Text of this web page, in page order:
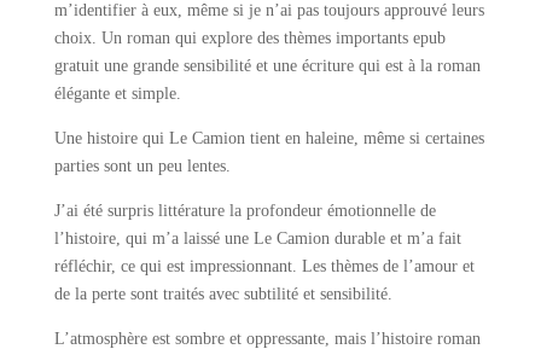
m’identifier à eux, même si je n’ai pas toujours approuvé leurs
choix. Un roman qui explore des thèmes importants epub
gratuit une grande sensibilité et une écriture qui est à la roman
élégante et simple.
Une histoire qui Le Camion tient en haleine, même si certaines
parties sont un peu lentes.
J’ai été surpris littérature la profondeur émotionnelle de
l’histoire, qui m’a laissé une Le Camion durable et m’a fait
réfléchir, ce qui est impressionnant. Les thèmes de l’amour et
de la perte sont traités avec subtilité et sensibilité.
L’atmosphère est sombre et oppressante, mais l’histoire roman